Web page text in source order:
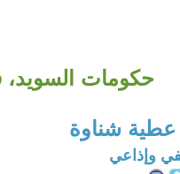
حكومات السويد،
عطية شناوة
وإذاعي